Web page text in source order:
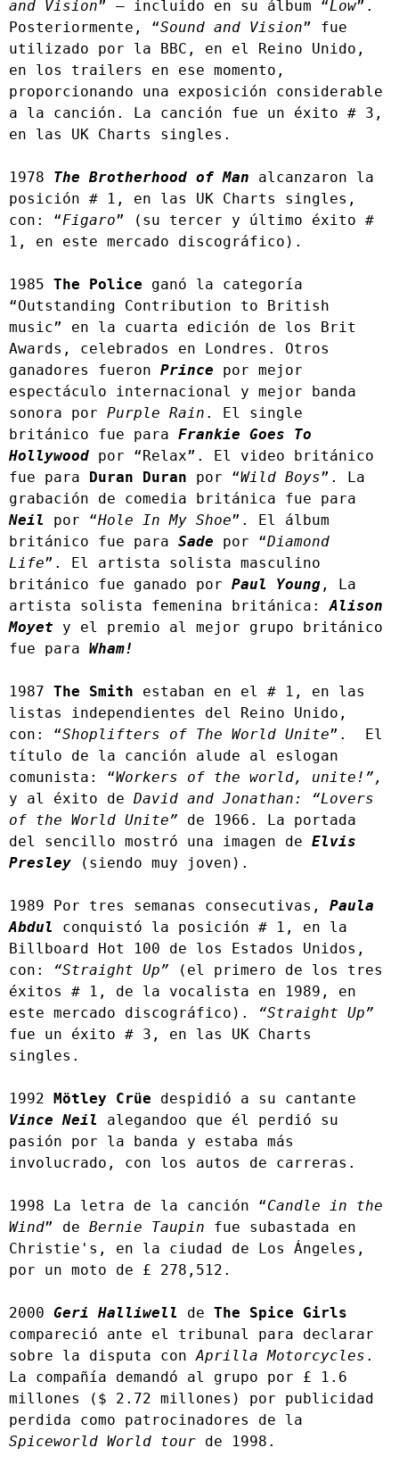
and Vision” – incluido en su álbum “Low”.
Posteriormente, “Sound and Vision” fue
utilizado por la BBC, en el Reino Unido,
en los trailers en ese momento,
proporcionando una exposición considerable
a la canción. La canción fue un éxito # 3,
en las UK Charts singles.
1978 The Brotherhood of Man alcanzaron la
posición # 1, en las UK Charts singles,
con: “Figaro” (su tercer y último éxito #
1, en este mercado discográfico).
1985 The Police ganó la categoría
“Outstanding Contribution to British
music” en la cuarta edición de los Brit
Awards, celebrados en Londres. Otros
ganadores fueron Prince por mejor
espectáculo internacional y mejor banda
sonora por Purple Rain . El single
británico fue para Frankie Goes To
Hollywood por “Relax”. El video británico
fue para Duran Duran por “Wild Boys”. La
Neil
por “Hole In My Shoe”. El álbum
británico fue para Sade por “Diamond
Life”. El artista solista masculino
británico fue ganado por Paul Young , La
artista solista femenina británica: Alison
Moyet y el premio al mejor grupo británico
fue para Wham!
1987 The Smith estaban en el # 1, en las
listas independientes del Reino Unido,
con: “Shoplifters of The World Unite”.  El
título de la canción alude al eslogan
comunista: “
y al éxito de David and Jonathan: “Lovers
of the World Unite” de 1966. La portada
del sencillo mostró una imagen de Elvis
Presley (siendo muy joven).
1989 Por tres semanas consecutivas, Paula
Abdul
conquistó la posición # 1, en la
Billboard Hot 100 de los Estados Unidos,
con:
“Straight Up” (el primero de los tres
éxitos # 1, de la vocalista en 1989, en
este mercado discográfico).
“Straight Up”
fue un éxito # 3, en las UK Charts
singles.
1992 Mötley Crüe
Vince Neil
alegandoo que él perdió su
pasión por la banda y estaba más
involucrado, con los autos de carreras.
1998 La letra de la canción “Candle in the
Wind” de Bernie Taupin fue subastada en
Christie's, en la ciudad de Los Ángeles,
por un moto de £ 278,512.
2000 Geri Halliwell de The Spice Girls
compareció ante el tribunal para declarar
sobre la disputa con Aprilla Motorcycles .
La compañía demandó al grupo por £ 1.6
millones ($ 2.72 millones) por publicidad
Spiceworld World tour de 1998.